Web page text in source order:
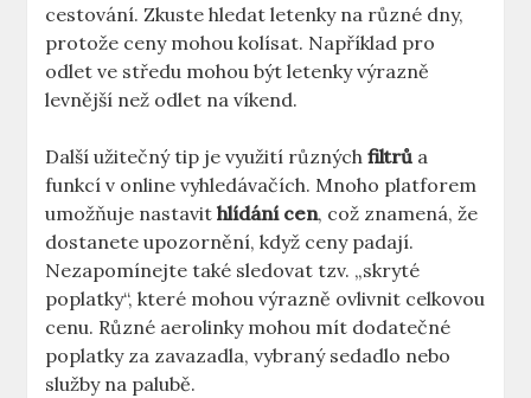
cestování. Zkuste hledat letenky na různé dny,
protože ceny mohou kolísat. Například pro
odlet ve středu mohou být letenky výrazně
levnější než odlet na víkend.
Další užitečný tip je využití různýchfiltrů a
funkcí v online vyhledávačích. Mnoho platforem
umožňuje nastavithlídání cen, což znamená, že
dostanete upozornění, když ceny padají.
Nezapomínejte také sledovat tzv. „skryté
poplatky“, které mohou výrazně ovlivnit celkovou
cenu. Různé aerolinky mohou mít dodatečné
poplatky za zavazadla, vybraný sedadlo nebo
služby na palubě.